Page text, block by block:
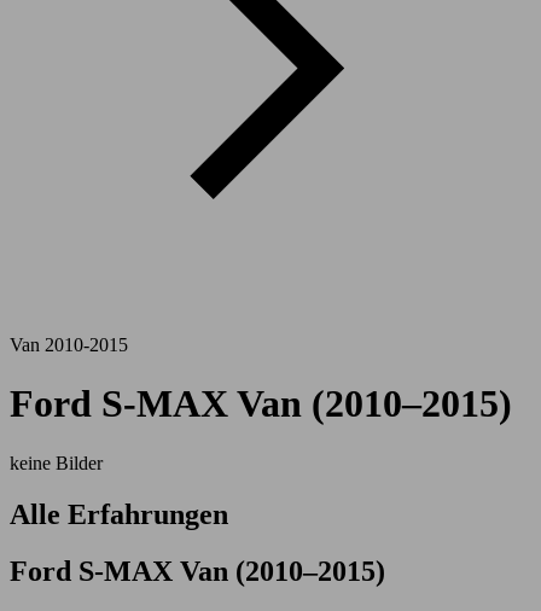
Van 2010-2015
Ford S-MAX Van (2010–2015)
keine Bilder
Alle Erfahrungen
Ford S-MAX Van (2010–2015)